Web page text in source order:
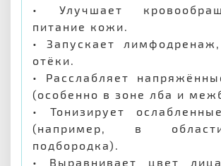
• Улучшает
питание кожи.
• Запускает
отёки.
• Расслабляет
(особенно в зоне лба и
• Тонизирует
(например, в
подбородка).
• Выравнивает цвет